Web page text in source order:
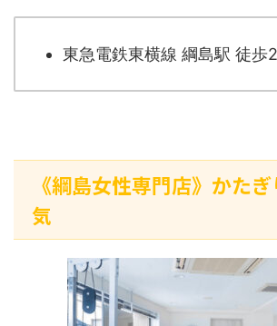
東急電鉄東横線 綱島駅 徒歩
《綱島女性専門店》かた
気